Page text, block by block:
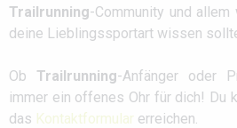
Trailrunning-Community und
deine Lieblingssportart wissen
Ob Trailrunning-Anfänger oder
immer ein offenes Ohr für dich! Du
das Kontaktformular erreichen.